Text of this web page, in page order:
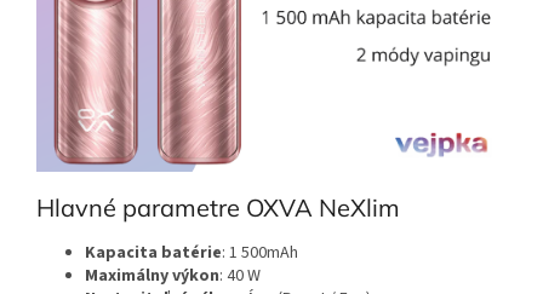
Hlavné parametre OXVA NeXlim
Kapacita batérie: 1 500mAh
Maximálny výkon: 40 W